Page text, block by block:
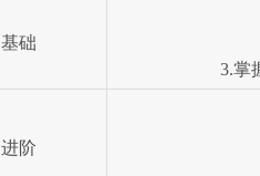
基础
3.掌
进阶